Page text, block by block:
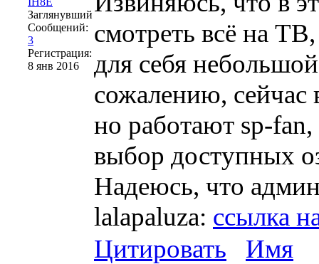
Заглянувший
Сообщений:
3
Регистрация:
8 янв 2016
смотреть всё на
для себя
сожалению, сейчас
но работают sp-
выбор доступных
Надеюсь, что
lalapaluza: ссылка
Цитировать
Имя